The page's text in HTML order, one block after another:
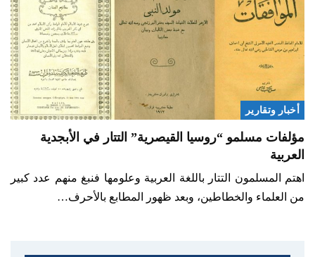
أخبار وتقارير
مؤلفات مسلمو “روسيا القيصرية” التتار في الأبجدية
العربية
اهتم المسلمون التتار باللغة العربية وعلومها فنبغ منهم عدد كبير
من العلماء والخطاطين، وبعد ظهور المطابع بالأحرف…